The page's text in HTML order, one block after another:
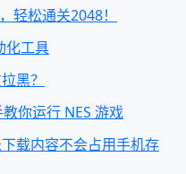
轻松通关2048！
化工具
黑？
你运行 NES 游戏
载内容不会占用手机存